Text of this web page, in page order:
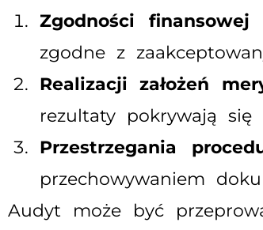
Zgodności finansowej
zgodne z
Realizacji założeń
rezultaty pokrywają
Przestrzegania
przechowywaniem
Audyt może być